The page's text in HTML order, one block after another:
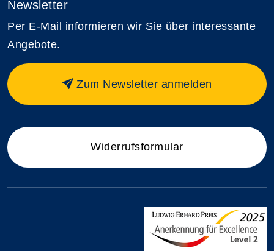
Newsletter
Per E-Mail informieren wir Sie über interessante
Angebote.
Zum Newsletter anmelden
Widerrufsformular